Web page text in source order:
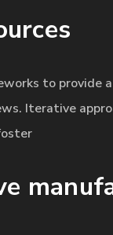
to provide
Iterative